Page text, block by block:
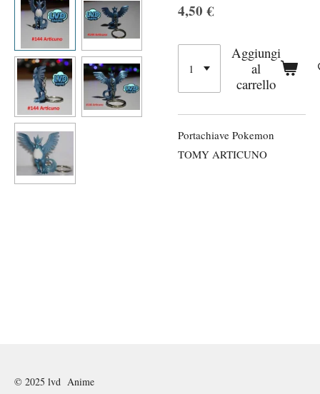
4,50 €
Aggiungi
al
carrello
Portachiave Pokemon
TOMY ARTICUNO
© 2025 lvd Anime